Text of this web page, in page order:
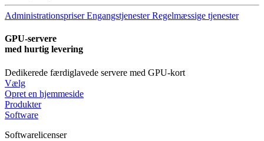
Administrationspriser Engangstjenester Regelmæssige tjenester
GPU-servere
med hurtig levering
Dedikerede færdiglavede servere med GPU-kort
Vælg
Opret en hjemmeside
Produkter
Software
Softwarelicenser